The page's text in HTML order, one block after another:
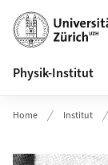
Header
Physik-Institut
Home Institut